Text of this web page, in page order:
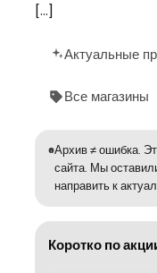
[…]
Актуальные
Все магазины
Архив ≠ ошибка.
сайта. Мы
направить к
Коротко по